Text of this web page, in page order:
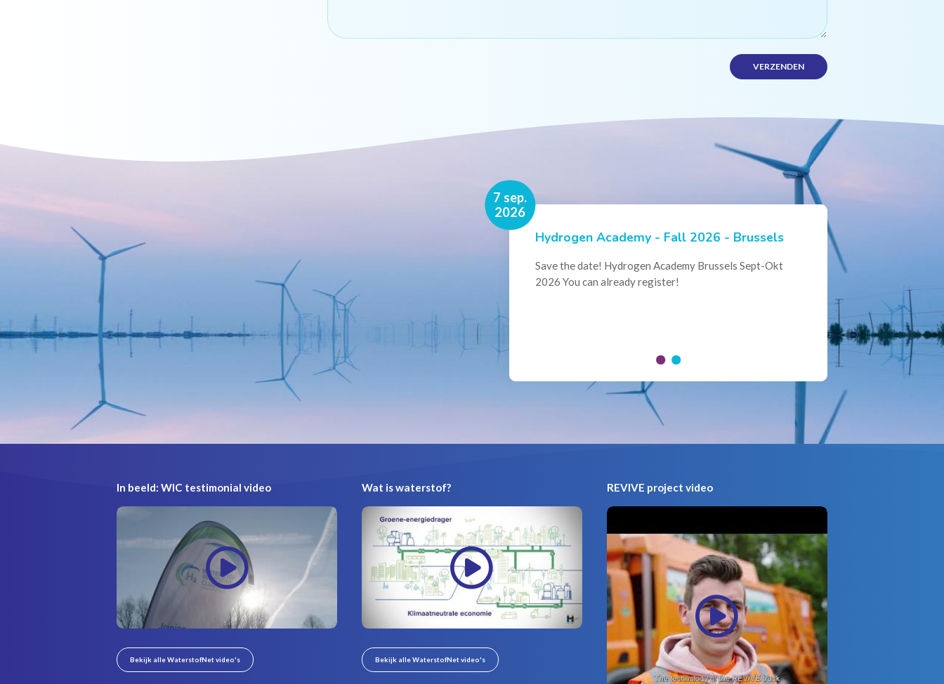
7 sep.
2026
Hydrogen Academy - Fall 2026 - Brussels
Save the date! Hydrogen Academy Brussels Sept-Okt
2026 You can already register!
16 nov.
2026
Events
Conference Belgian Hydrogen Expertise -
Powering International Collaboration
In beeld: WIC testimonial video
Bekijk alle WaterstofNet video's
Wat is waterstof?
Bekijk alle WaterstofNet video's
REVIVE project video